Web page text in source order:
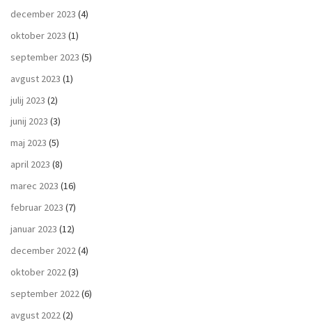
december 2023 (4)
oktober 2023 (1)
september 2023 (5)
avgust 2023 (1)
julij 2023 (2)
junij 2023 (3)
maj 2023 (5)
april 2023 (8)
marec 2023 (16)
februar 2023 (7)
januar 2023 (12)
december 2022(4)
oktober 2022(3)
september 2022(6)
avgust 2022 (2)